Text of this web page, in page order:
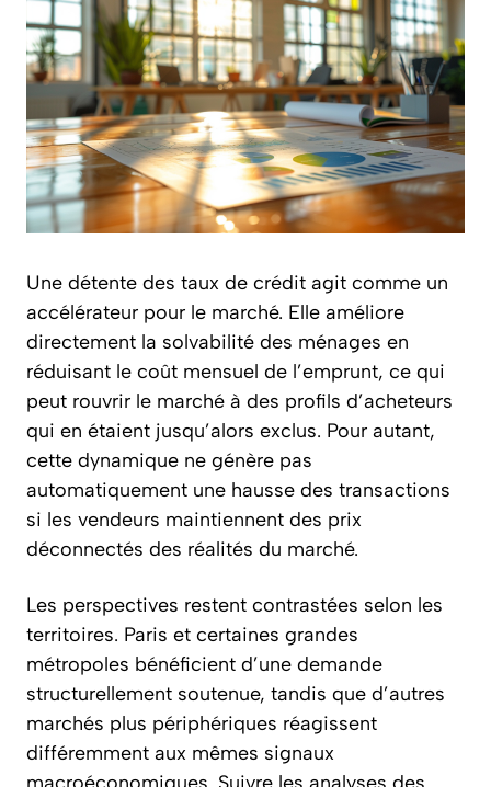
Une détente des taux de crédit agit comme un
accélérateur pour le marché. Elle améliore
directement la solvabilité des ménages en
réduisant le coût mensuel de l’emprunt, ce qui
peut rouvrir le marché à des profils d’acheteurs
qui en étaient jusqu’alors exclus. Pour autant,
cette dynamique ne génère pas
automatiquement une hausse des transactions
si les vendeurs maintiennent des prix
déconnectés des réalités du marché.
Les perspectives restent contrastées selon les
territoires. Paris et certaines grandes
métropoles bénéficient d’une demande
structurellement soutenue, tandis que d’autres
marchés plus périphériques réagissent
différemment aux mêmes signaux